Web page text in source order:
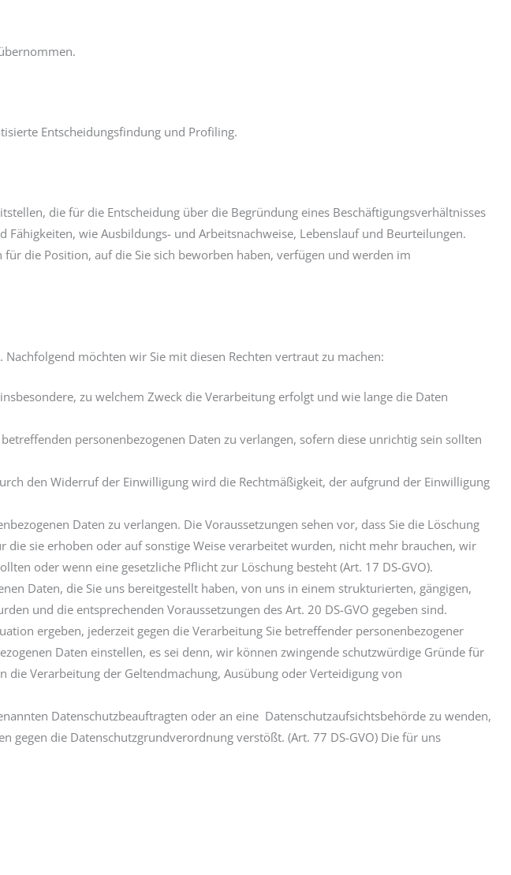
Entscheidungsfindung und Profiling.
die für die Entscheidung über die Begründung eines Beschäftigungsverhältnisses
wie Ausbildungs- und Arbeitsnachweise, Lebenslauf und Beurteilungen.
die Position, auf die Sie sich beworben haben, verfügen und werden im
möchten wir Sie mit diesen Rechten vertraut zu machen:
zu welchem Zweck die Verarbeitung erfolgt und wie lange die Daten
personenbezogenen Daten zu verlangen, sofern diese unrichtig sein sollten
den Widerruf der Einwilligung wird die Rechtmäßigkeit, der aufgrund der Einwilligung
Daten zu verlangen. Die Voraussetzungen sehen vor, dass Sie die Löschung
sie erhoben oder auf sonstige Weise verarbeitet wurden, nicht mehr brauchen, wir
oder wenn eine gesetzliche Pflicht zur Löschung besteht (Art. 17 DS-GVO).
Daten, die Sie uns bereitgestellt haben, von uns in einem strukturierten, gängigen,
und die entsprechenden Voraussetzungen des Art. 20 DS-GVO gegeben sind.
ergeben, jederzeit gegen die Verarbeitung Sie betreffender personenbezogener
Daten einstellen, es sei denn, wir können zwingende schutzwürdige Gründe für
Verarbeitung der Geltendmachung, Ausübung oder Verteidigung von
Datenschutzbeauftragten oder an eine Datenschutzaufsichtsbehörde zu wenden,
gegen die Datenschutzgrundverordnung verstößt. (Art. 77 DS-GVO) Die für uns